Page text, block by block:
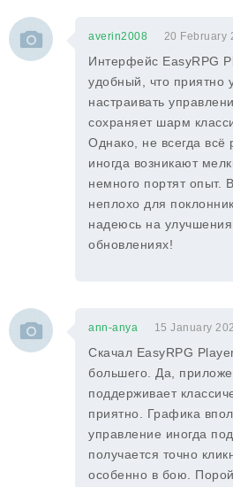
averin2008 20 February
Интерфейс EasyRPG
удобный, что приятно
настраивать
сохраняет шарм
Однако, не всегда всё
иногда возникают
немного портят опыт.
неплохо для
надеюсь на
обновлениях!
ann-anya 15 January
Скачал EasyRPG
большего. Да,
поддерживает
приятно. Графика
управление иногда
получается точно
особенно в бою.